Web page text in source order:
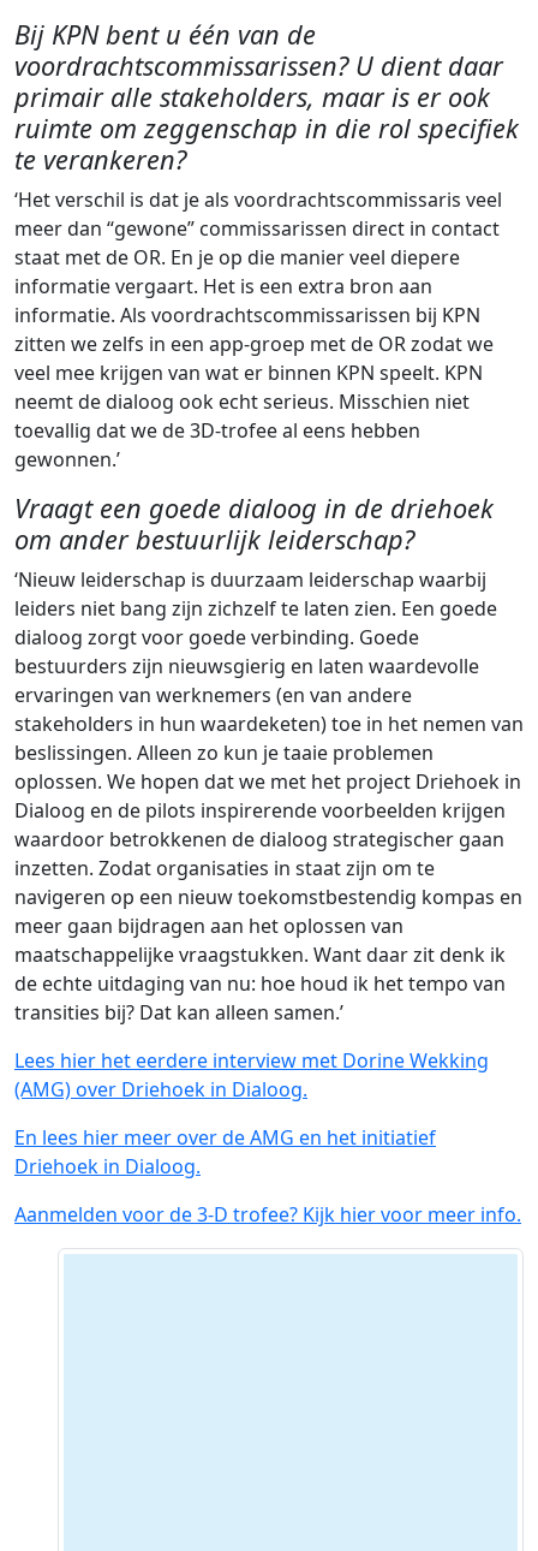
Bij KPN bent u één van de
voordrachtscommissarissen? U dient daar
primair alle stakeholders, maar is er ook
ruimte om zeggenschap in die rol specifiek
te verankeren?
‘Het verschil is dat je als voordrachtscommissaris veel
meer dan “gewone” commissarissen direct in contact
staat met de OR. En je op die manier veel diepere
informatie vergaart. Het is een extra bron aan
informatie. Als voordrachtscommissarissen bij KPN
zitten we zelfs in een app-groep met de OR zodat we
veel mee krijgen van wat er binnen KPN speelt. KPN
neemt de dialoog ook echt serieus. Misschien niet
toevallig dat we de 3D-trofee al eens hebben
gewonnen.’
Vraagt een goede dialoog in de driehoek
om ander bestuurlijk leiderschap?
‘Nieuw leiderschap is duurzaam leiderschap waarbij
leiders niet bang zijn zichzelf te laten zien. Een goede
dialoog zorgt voor goede verbinding. Goede
bestuurders zijn nieuwsgierig en laten waardevolle
ervaringen van werknemers (en van andere
stakeholders in hun waardeketen) toe in het nemen van
beslissingen. Alleen zo kun je taaie problemen
oplossen. We hopen dat we met het project Driehoek in
Dialoog en de pilots inspirerende voorbeelden krijgen
waardoor betrokkenen de dialoog strategischer gaan
inzetten. Zodat organisaties in staat zijn om te
navigeren op een nieuw toekomstbestendig kompas en
meer gaan bijdragen aan het oplossen van
maatschappelijke vraagstukken. Want daar zit denk ik
de echte uitdaging van nu: hoe houd ik het tempo van
transities bij? Dat kan alleen samen.’
Lees hier het eerdere interview met Dorine Wekking
(AMG) over Driehoek in Dialoog.
En lees hier meer over de AMG en het initiatief
Driehoek in Dialoog.
Aanmelden voor de 3-D trofee? Kijk hier voor meer info.